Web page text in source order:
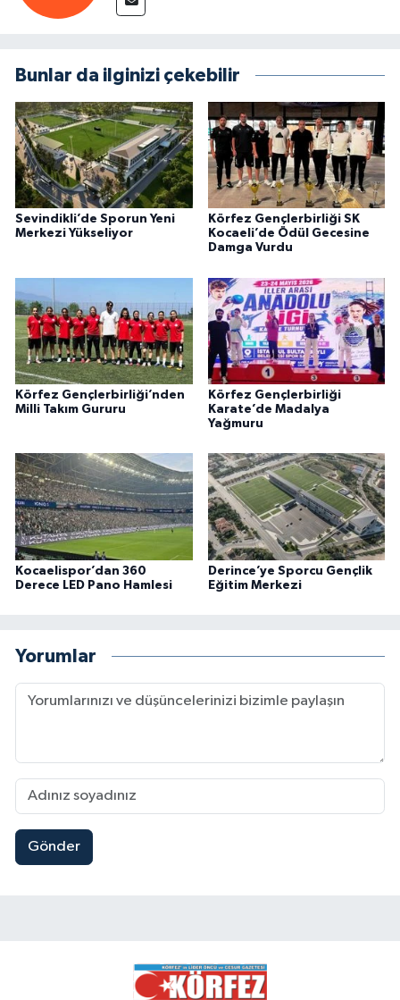
Bunlar da ilginizi çekebilir
Sevindikli’de Sporun Yeni
Merkezi Yükseliyor
Körfez Gençlerbirliği SK
Kocaeli’de Ödül Gecesine
Damga Vurdu
Körfez Gençlerbirliği’nden
Milli Takım Gururu
Körfez Gençlerbirliği
Karate’de Madalya
Yağmuru
Kocaelispor’dan 360
Derece LED Pano Hamlesi
Derince’ye Sporcu Gençlik
Eğitim Merkezi
Yorumlar
Gönder